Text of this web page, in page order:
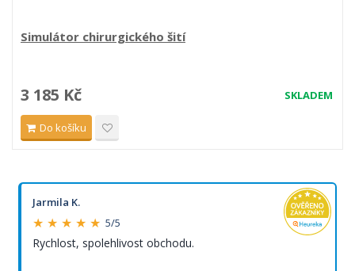
Simulátor chirurgického šití
SKLADEM
3 185 Kč
Do košíku
Jarmila K.
★ ★ ★ ★ ★ 5/5
Rychlost, spolehlivost obchodu.